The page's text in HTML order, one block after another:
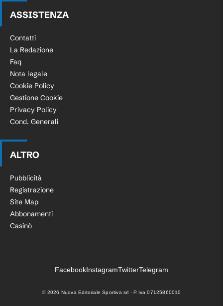
ASSISTENZA
Contatti
La Redazione
Faq
Nota legale
Cookie Policy
Gestione Cookie
Privacy Policy
Cond. Generali
ALTRO
Pubblicità
Registrazione
Site Map
Abbonamenti
Casinò
FacebookInstagramTwitterTelegram
© 2026 Nuova Editoriale Sportiva srl · P.Iva 07125860010